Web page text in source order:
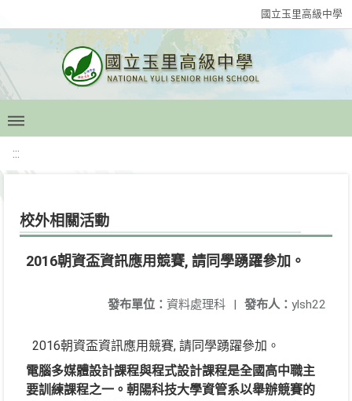
國立玉里高級中學
:::
校外相關活動
2016朝資盃資訊應用競賽, 請同學踴躍參加。
發布人： ylsh22
發布單位： 資料處理科 |
2016朝資盃資訊應用競賽, 請同學踴躍參加。
電腦多媒體設計課程與程式設計課程是全國高中職主
要訓練課程之一。朝陽科技大學資管系以舉辦競賽的